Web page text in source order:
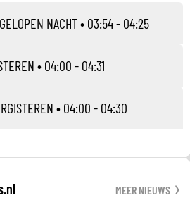
NACHT• 03:54 - 04:25
• 04:00 - 04:31
• 04:00 - 04:30
MEER NIEUWS